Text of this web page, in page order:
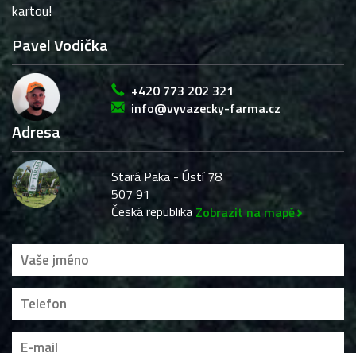
kartou!
Pavel Vodička
+420 773 202 321
info@vyvazecky-farma.cz
Adresa
Stará Paka - Ústí 78
507 91
Česká republika Zobrazit na mapě